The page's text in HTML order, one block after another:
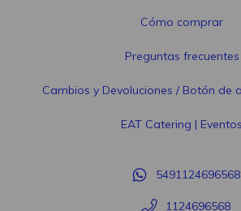
Cómo comprar
Preguntas frecuentes
Cambios y Devoluciones / Botón de
EAT Catering | Eventos
5491124696568
1124696568